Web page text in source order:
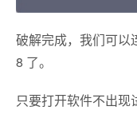
破解完成，我们可以
8 了。
只要打开软件不出现